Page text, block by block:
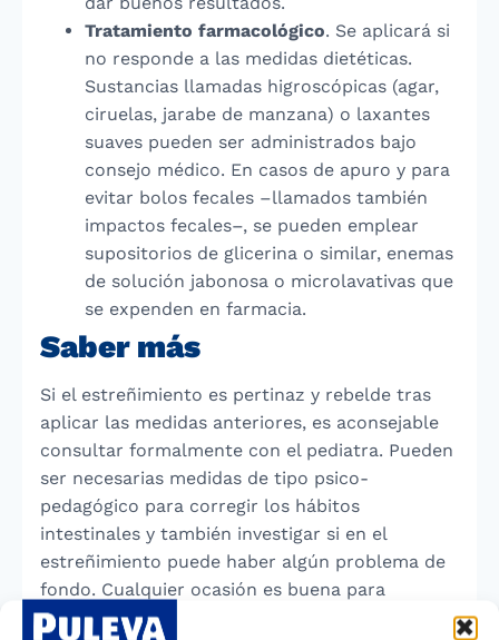
Tratamiento farmacológico. Se aplicará si
no responde a las medidas dietéticas.
Sustancias llamadas higroscópicas (agar,
ciruelas, jarabe de manzana) o laxantes
suaves pueden ser administrados bajo
consejo médico. En casos de apuro y para
evitar bolos fecales –llamados también
impactos fecales–, se pueden emplear
supositorios de glicerina o similar, enemas
de solución jabonosa o microlavativas que
se expenden en farmacia.
Saber más
Si el estreñimiento es pertinaz y rebelde tras
aplicar las medidas anteriores, es aconsejable
consultar formalmente con el pediatra. Pueden
ser necesarias medidas de tipo psico-
pedagógico para corregir los hábitos
intestinales y también investigar si en el
estreñimiento puede haber algún problema de
fondo. Cualquier ocasión es buena para
consultar con el médico antes de utilizar